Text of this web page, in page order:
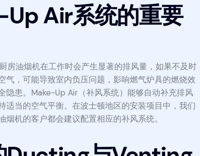
Air系统的重要
房油烟机在工作时会产生显著的排风量，如果不及时
气，可能导致室内负压问题，影响燃气炉具的燃烧效
隐患。Make-Up Air（补风系统）能够自动补充排风
适当的空气平衡。在波士顿地区的安装项目中，我们
烟机的客户都会建议配置相应的补风系统。